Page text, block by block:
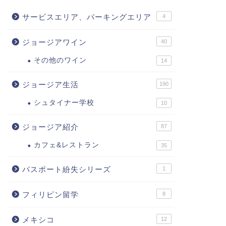
サービスエリア、パーキングエリア 4
ジョージアワイン 40
その他のワイン 14
ジョージア生活 190
シュタイナー学校 10
ジョージア紹介 87
カフェ&レストラン 35
パスポート紛失シリーズ 1
フィリピン留学 8
メキシコ 12